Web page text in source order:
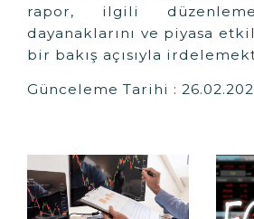
rapor, ilgili
dayanaklarını ve piyasa
bir bakış açısıyla
Günceleme Tarihi :